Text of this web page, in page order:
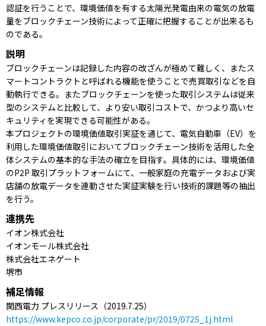
認証を行うことで、環境価値を有する太陽光発電由来の電気の放電
量をブロックチェーン技術によって正確に把握することが出来るも
のである。
説明
ブロックチェーンは記録した内容の改ざんが極めて難しく、またス
マートコントラクトと呼ばれる機能を使うことで売買取引などを自
動執行できる。またブロックチェーンを使った取引システムは従来
型のシステムと比較して、より安い取引コストで、かつより高いセ
キュリティを実現できる可能性がある。
本プロジェクトの環境価値取引実証を通じて、電気自動車（EV）を
利用した環境価値取引においてブロックチェーン技術を活用した全
体システムの基本的な手法の確立を目指す。具体的には、環境価値
のP2P 取引プラットフォームにて、一般家庭の充電データおよび実
店舗の放電データを連動させた実証実験を行い技術的課題等の抽出
を行う。
連携先
イオン株式会社
イオンモール株式会社
株式会社エネゲート
堺市
補足情報
関西電力 プレスリリース（2019.7.25）
https://www.kepco.co.jp/corporate/pr/2019/0725_1j.html